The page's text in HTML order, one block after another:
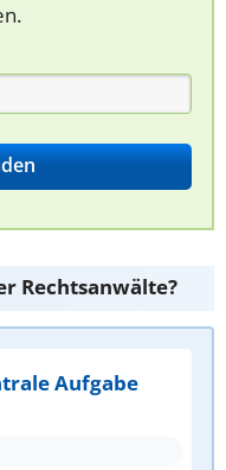
Rechtsanwälte?
Aufgabe